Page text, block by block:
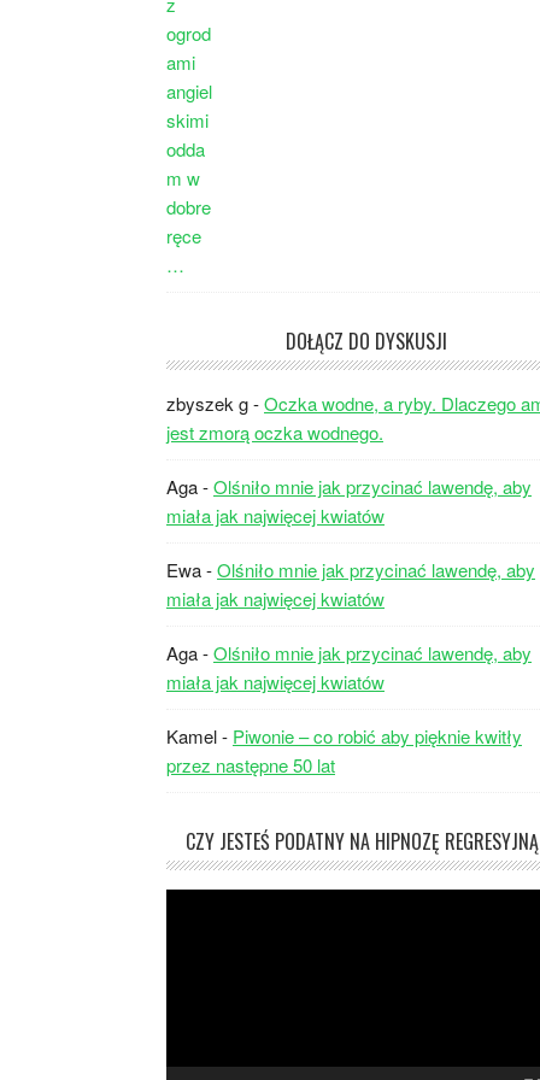
DOŁĄCZ DO DYSKUSJI
zbyszek g-Oczka wodne, a ryby. Dlaczego
jest zmorą oczka wodnego.
Aga-Olśniło mnie jak przycinać lawendę, aby
miała jak najwięcej kwiatów
Ewa-Olśniło mnie jak przycinać lawendę, aby
miała jak najwięcej kwiatów
Aga-Olśniło mnie jak przycinać lawendę, aby
miała jak najwięcej kwiatów
Kamel- Piwonie – co robić aby pięknie kwitły
przez następne 50 lat
CZY JESTEŚ PODATNY NA HIPNOZĘ